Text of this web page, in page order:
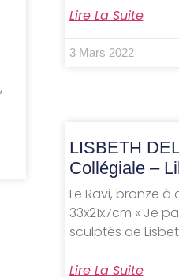
Lire La Suite
3 Mars 2022
LISBETH
Collégiale –
Le Ravi, bronze à
33x21x7cm « Je
sculptés de
Lire La Suite